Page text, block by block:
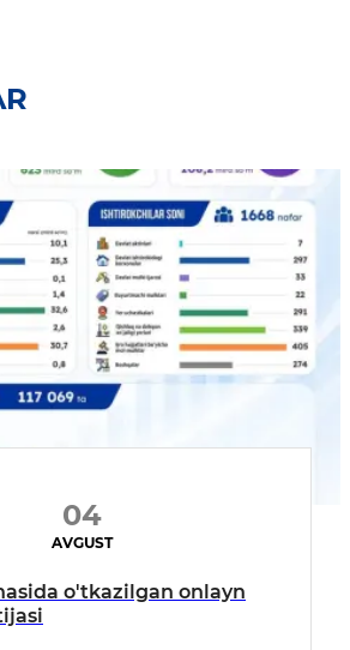
04
AVGUST
o'tkazilgan onlayn